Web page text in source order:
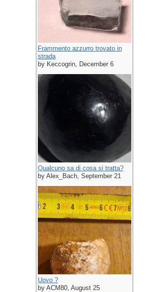
Frammento azzurro trovato in
strada
by Keccogrin, December 6
Qualcuno sa di cosa si tratta?
by Alex_Bach, September 21
Uovo ?
by ACM80, August 25